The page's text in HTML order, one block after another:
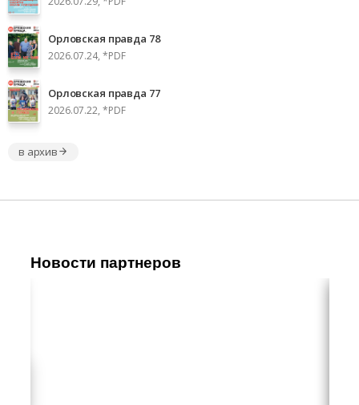
Орловская правда 78
2026.07.24, *PDF
Орловская правда 77
2026.07.22, *PDF
в архив
Новости партнеров